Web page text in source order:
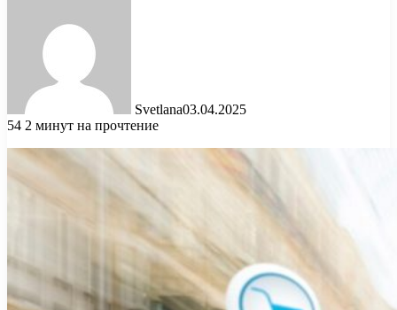
Svetlana03.04.2025
54 2 минут на прочтение